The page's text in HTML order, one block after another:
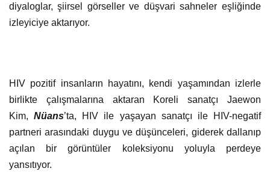
diyaloglar, şiirsel görseller ve düşvari sahneler eşliğinde
izleyiciye aktarıyor.
HIV pozitif insanların hayatını, kendi yaşamından izlerle
birlikte çalışmalarına aktaran Koreli sanatçı Jaewon
Kim,Nüans’ta, HIV ile yaşayan sanatçı ile HIV-negatif
partneri arasındaki duygu ve düşünceleri, giderek dallanıp
açılan bir görüntüler koleksiyonu yoluyla perdeye
yansıtıyor.